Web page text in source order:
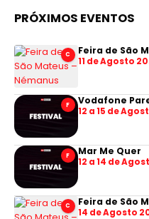
PRÓXIMOS EVENTOS
C Feira de São
11 de Agosto
F Vodafone
12 a 15 de
F Mar Me Quer
12 a 14 de
C Feira de São
14 de Agosto